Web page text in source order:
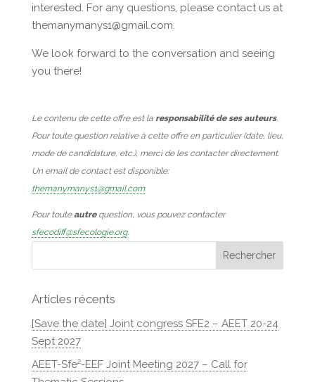
interested. For any questions, please contact us at
themanymanys1@gmail.com.
We look forward to the conversation and seeing
you there!
Le contenu de cette offre est la responsabilité de ses auteurs.
Pour toute question relative à cette offre en particulier (date, lieu,
mode de candidature, etc.), merci de les contacter directement.
Un email de contact est disponible:
themanymanys1@gmail.com
Pour touteautrequestion, vous pouvez contacter
sfecodiff@sfecologie.org.
Articles récents
[Save the date] Joint congress SFE2 – AEET 20-24
Sept 2027
AEET-Sfe²-EEF Joint Meeting 2027 – Call for